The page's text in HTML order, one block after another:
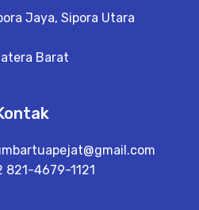
Jaya, Sipora Utara
Barat
821-4679-1121